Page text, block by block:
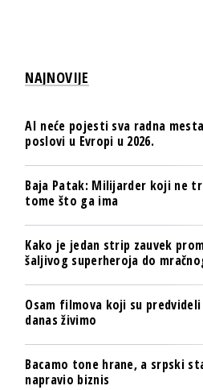
NAJNOVIJE
AI neće pojesti sva radna
poslovi u Evropi u 2026.
Baja Patak: Milijarder koji ne
tome što ga ima
Kako je jedan strip zauvek
šaljivog superheroja do
Osam filmova koji su
danas živimo
Bacamo tone hrane, a srpski
napravio biznis